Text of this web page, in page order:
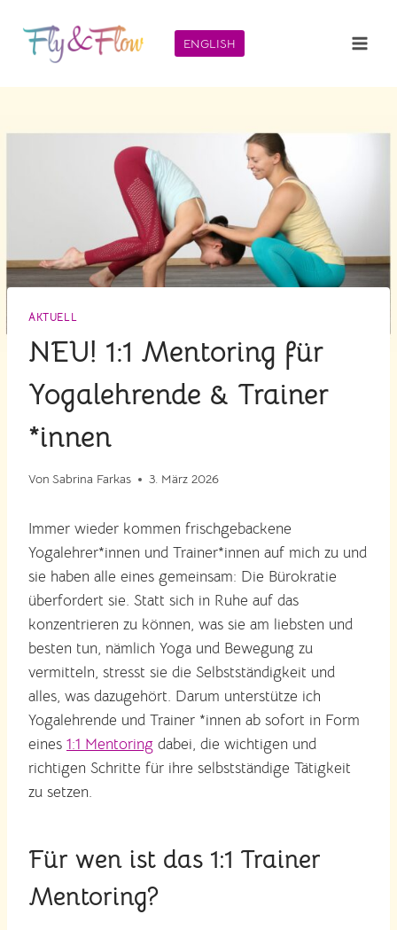
Inhalt
springen
ENGLISH
AKTUELL
NEU! 1:1 Mentoring für
Yogalehrende & Trainer
*innen
Von Sabrina Farkas 3. März 2026
Immer wieder kommen frischgebackene
Yogalehrer*innen und Trainer*innen auf mich zu und
sie haben alle eines gemeinsam: Die Bürokratie
überfordert sie. Statt sich in Ruhe auf das
konzentrieren zu können, was sie am liebsten und
besten tun, nämlich Yoga und Bewegung zu
vermitteln, stresst sie die Selbstständigkeit und
alles, was dazugehört. Darum unterstütze ich
Yogalehrende und Trainer *innen ab sofort in Form
eines 1:1 Mentoring dabei, die wichtigen und
richtigen Schritte für ihre selbstständige Tätigkeit
zu setzen.
Für wen ist das 1:1 Trainer
Mentoring?